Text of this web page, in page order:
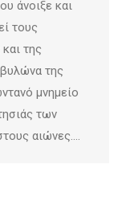
άνοιξε και
τους
της
της
μνημείο
των
αιώνες.​…